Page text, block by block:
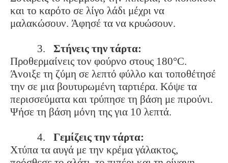
και το καρότο σε λίγο λάδι μέχρι να
μαλακώσουν. Άφησέ τα να κρυώσουν.
3.
Στήνεις την τάρτα:
Προθερμαίνεις τον φούρνο στους 180°C.
Άνοιξε τη ζύμη σε λεπτό φύλλο και τοποθέτησέ
την σε μια βουτυρωμένη ταρτιέρα. Κόψε τα
περισσεύματα και τρύπησε τη βάση με πιρούνι.
Ψήσε τη βάση μόνη της για 10 λεπτά.
4.
Γεμίζεις την τάρτα:
Χτύπα τα αυγά με την κρέμα γάλακτος,